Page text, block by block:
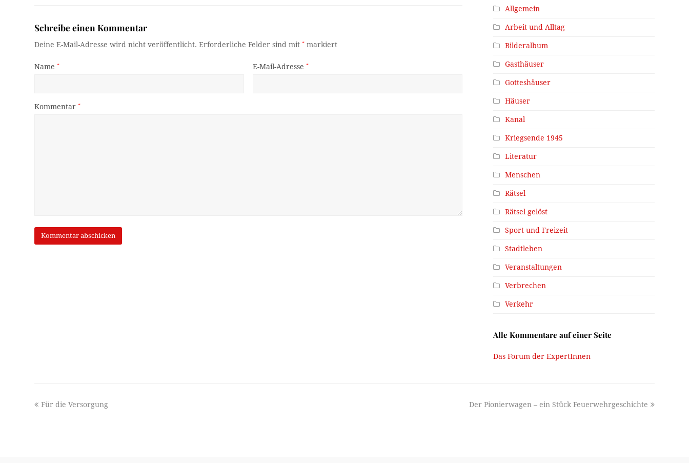
Schreibe einen Kommentar
Deine E-Mail-Adresse wird nicht veröffentlicht. Erforderliche Felder sind mit* markiert
Name* E-Mail-Adresse *
Kommentar*
Allgemein
Arbeit und Alltag
Bilderalbum
Gasthäuser
Gotteshäuser
Häuser
Kanal
Kriegsende 1945
Literatur
Menschen
Rätsel
Rätsel gelöst
Sport und Freizeit
Stadtleben
Veranstaltungen
Verbrechen
Verkehr
Alle Kommentare auf einer Seite
Das Forum der ExpertInnen
previous
Für die Versorgung
next
Der Pionierwagen – ein Stück Feuerwehrgeschichte